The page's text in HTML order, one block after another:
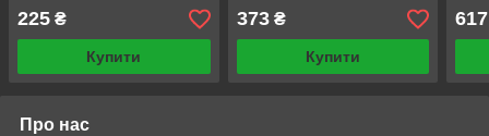
225 ₴
Купити
373₴
Купити
617
Про нас